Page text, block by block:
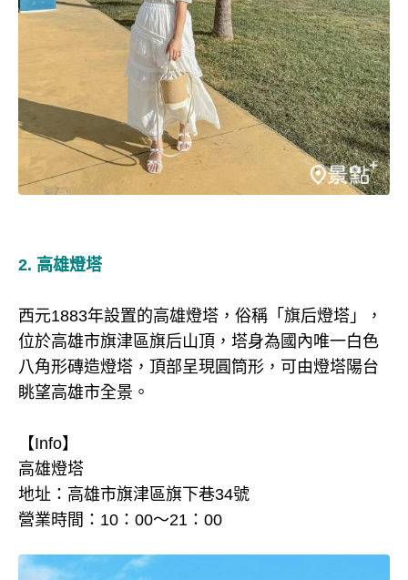
2. 高雄燈塔
西元1883年設置的高雄燈塔，俗稱「旗后燈塔」，
位於高雄市旗津區旗后山頂，塔身為國內唯一白色
八角形磚造燈塔，頂部呈現圓筒形，可由燈塔陽台
眺望高雄市全景。
【Info】
高雄燈塔
地址：高雄市旗津區旗下巷34號
營業時間：10：00～21：00